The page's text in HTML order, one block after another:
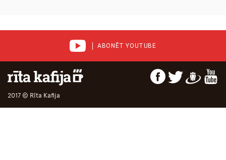
ABONĒT YOUTUBE
2017 © Rīta Kafija